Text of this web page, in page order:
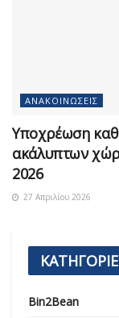
ΑΝΑΚΟΙΝΏΣΕΙΣ
Υποχρέωση
ακάλυπτων
2026
27 Απριλίου 2026
Bin2Bean